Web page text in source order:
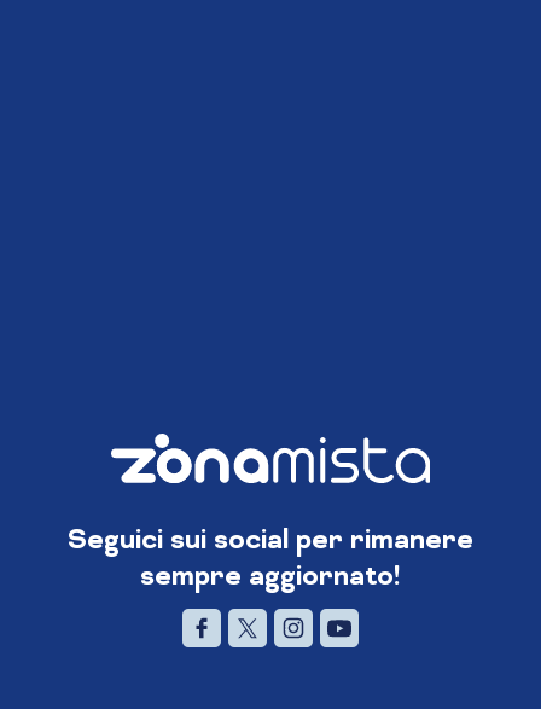
Seguici sui social per rimanere
sempre aggiornato!